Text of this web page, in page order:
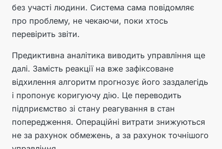
без участі людини. Система сама повідомляє
про проблему, не чекаючи, поки хтось
перевірить звіти.
Предиктивна аналітика виводить управління ще
далі. Замість реакції на вже зафіксоване
відхилення алгоритм прогнозує його заздалегідь
і пропонує коригуючу дію. Це переводить
підприємство зі стану реагування в стан
попередження. Операційні витрати знижуються
не за рахунок обмежень, а за рахунок точнішого